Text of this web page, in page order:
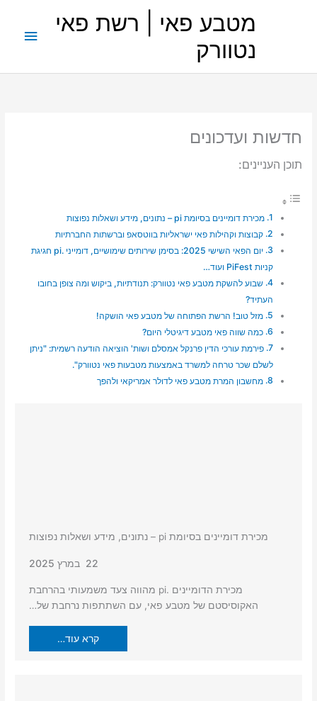
מטבע פאי | רשת פאי
נטוורק
חדשות ועדכונים
תוכן העניינים:
מכירת דומיינים בסיומת pi – נתונים, מידע ושאלות נפוצות
קבוצות וקהילות פאי ישראליות בווטסאפ וברשתות החברתיות
יום הפאי השישי 2025: בסימן שירותים שימושיים, דומייני .pi חגיגת
קניות PiFest ועוד…
שבוע להשקת מטבע פאי נטוורק: תנודתיות, ביקוש ומה צופן בחובו
העתיד?
מזל טוב! הרשת הפתוחה של מטבע פאי הושקה!
כמה שווה פאי מטבע דיגיטלי היום?
פירמת עורכי הדין פרנקל אמסלם ושות' הוציאה הודעה רשמית: "ניתן
לשלם שכר טרחה למשרד באמצעות מטבעות פאי נטוורק".
מחשבון המרת מטבע פאי לדולר אמריקאי ולהפך
מכירת דומיינים בסיומת pi – נתונים, מידע ושאלות נפוצות
22 במרץ 2025
מכירת הדומיינים .pi מהווה צעד משמעותי בהרחבת
האקוסיסטם של מטבע פאי, עם השתתפות נרחבת של…
קרא עוד…